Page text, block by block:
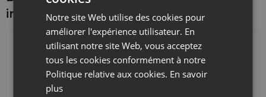
intéresser d'autre
Notre site Web utilise des cookies pour
améliorer l'expérience utilisateur. En
utilisant notre site Web, vous acceptez
tous les cookies conformément à notre
Politique relative aux cookies. En savoir
plus